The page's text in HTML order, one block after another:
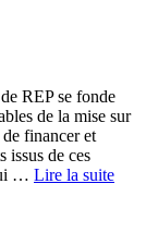
REP se fonde
de la mise sur
financer et
issus de ces
… Lire la suite